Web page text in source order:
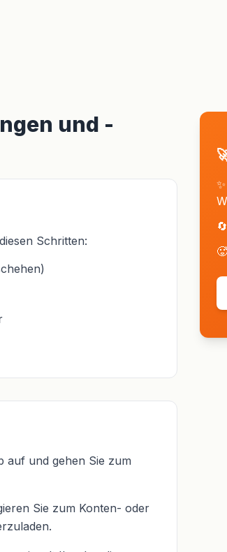
und -
Schritten:
auf und gehen Sie zum
Sie zum Konten- oder